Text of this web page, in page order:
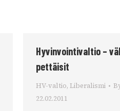
Hyvinvointivaltio –
pettäisit
HV-valtio, Liberalismi
22.02.2011